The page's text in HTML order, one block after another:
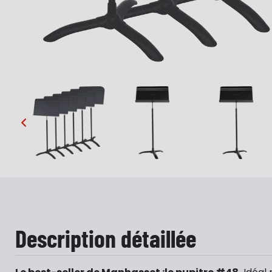
…
Description détaillée